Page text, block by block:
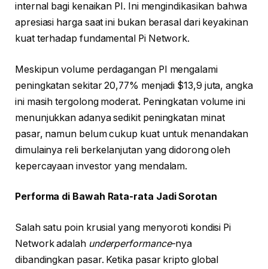
internal bagi kenaikan PI. Ini mengindikasikan bahwa
apresiasi harga saat ini bukan berasal dari keyakinan
kuat terhadap fundamental Pi Network.
Meskipun volume perdagangan PI mengalami
peningkatan sekitar 20,77% menjadi $13,9 juta, angka
ini masih tergolong moderat. Peningkatan volume ini
menunjukkan adanya sedikit peningkatan minat
pasar, namun belum cukup kuat untuk menandakan
dimulainya reli berkelanjutan yang didorong oleh
kepercayaan investor yang mendalam.
Performa di Bawah Rata-rata Jadi Sorotan
Salah satu poin krusial yang menyoroti kondisi Pi
Network adalah underperformance-nya
dibandingkan pasar. Ketika pasar kripto global